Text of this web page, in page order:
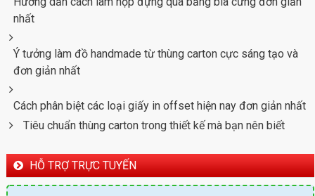
nhất
Ý tưởng làm đồ handmade từ thùng carton cực sáng tạo và
đơn giản nhất
Cách phân biệt các loại giấy in offset hiện nay đơn giản nhất
Tiêu chuẩn thùng carton trong thiết kế mà bạn nên biết
HỖ TRỢ TRỰC TUYẾN